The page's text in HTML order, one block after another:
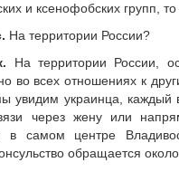
и ксенофобских групп,
На территории России?
На территории России,
во всех отношениях к
увидим украинца, каждый
через жену или
в самом центре
обращается